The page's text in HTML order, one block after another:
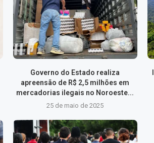
Governo do Estado realiza
apreensão de R$ 2,5 milhões em
mercadorias ilegais no Noroeste...
25 de maio de 2025